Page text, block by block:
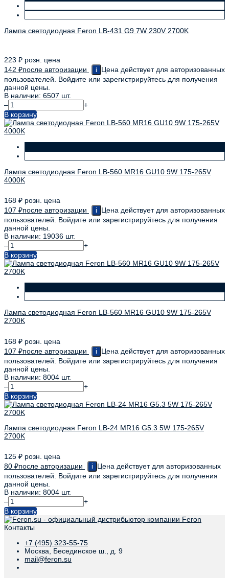
Лампа светодиодная Feron LB-431 G9 7W 230V 2700K
223 ₽ розн. цена
142 ₽после авторизации i
Цена действует для авторизованных
пользователей. Войдите или зарегистрируйтесь для получения
данной цены.
В наличии: 6507 шт.
–
+
В корзину
Лампа светодиодная Feron LB-560 MR16 GU10 9W 175-265V
4000K
168 ₽ розн. цена
107 ₽после авторизации i
Цена действует для авторизованных
пользователей. Войдите или зарегистрируйтесь для получения
данной цены.
В наличии: 19036 шт.
–
+
В корзину
Лампа светодиодная Feron LB-560 MR16 GU10 9W 175-265V
2700K
168 ₽ розн. цена
107 ₽после авторизации i
Цена действует для авторизованных
пользователей. Войдите или зарегистрируйтесь для получения
данной цены.
В наличии: 8004 шт.
–
+
В корзину
Лампа светодиодная Feron LB-24 MR16 G5.3 5W 175-265V
2700K
125 ₽ розн. цена
80 ₽после авторизации i
Цена действует для авторизованных
пользователей. Войдите или зарегистрируйтесь для получения
данной цены.
В наличии: 8004 шт.
–
+
В корзину
Контакты
+7 (495) 323-55-75
Москва, Бесединское ш., д. 9
mail@feron.su